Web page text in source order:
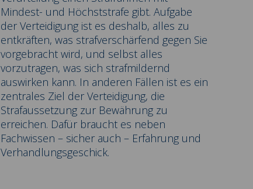
Mindest- und Höchststrafe gibt. Aufgabe
der Verteidigung ist es deshalb, alles zu
entkräften, was strafverschärfend gegen Sie
vorgebracht wird, und selbst alles
vorzutragen, was sich strafmildernd
auswirken kann. In anderen Fällen ist es ein
zentrales Ziel der Verteidigung, die
Strafaussetzung zur Bewährung zu
erreichen. Dafür braucht es neben
Fachwissen – sicher auch – Erfahrung und
Verhandlungsgeschick.